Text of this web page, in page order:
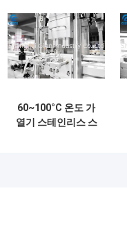
60~100°C 온도 가
열기 스테인리스 스